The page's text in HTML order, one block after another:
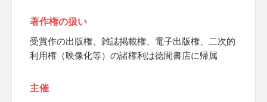
著作権の扱い
受賞作の出版権、雑誌掲載権、電子出版権、二次的
利用権（映像化等）の諸権利は徳間書店に帰属
主催